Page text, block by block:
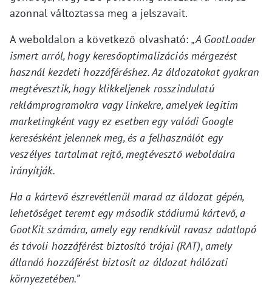
azonnal változtassa meg a jelszavait.
A weboldalon a következő olvasható:„A GootLoader
ismert arról, hogy keresőoptimalizációs mérgezést
használ kezdeti hozzáféréshez. Az áldozatokat gyakran
megtévesztik, hogy klikkeljenek rosszindulatú
reklámprogramokra vagy linkekre, amelyek legitim
marketingként vagy ez esetben egy valódi Google
keresésként jelennek meg, és a felhasználót egy
veszélyes tartalmat rejtő, megtévesztő weboldalra
irányítják.
Ha a kártevő észrevétlenül marad az áldozat gépén,
lehetőséget teremt egy második stádiumú kártevő, a
GootKit számára, amely egy rendkívül ravasz adatlopó
és távoli hozzáférést biztosító trójai (RAT), amely
állandó hozzáférést biztosít az áldozat hálózati
környezetében.”